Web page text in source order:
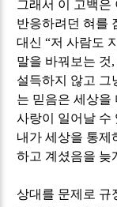
그래서 이 고백은
반응하려던 혀를
대신“저 사람도
말을 바꿔보는 것,
설득하지 않고 그
는 믿음은 세상을
사랑이 일어날 수
내가 세상을 통제
하고 계셨음을 늦
상대를 문제로 규